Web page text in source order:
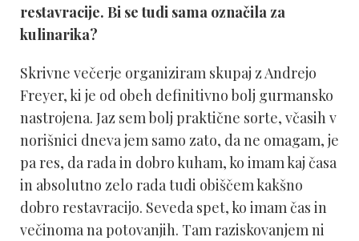
restavracije. Bi se tudi sama označila za
kulinarika?
Skrivne večerje organiziram skupaj z Andrejo
Freyer, ki je od obeh definitivno bolj gurmansko
nastrojena. Jaz sem bolj praktične sorte, včasih v
norišnici dneva jem samo zato, da ne omagam, je
pa res, da rada in dobro kuham, ko imam kaj časa
in absolutno zelo rada tudi obiščem kakšno
dobro restavracijo. Seveda spet, ko imam čas in
večinoma na potovanjih. Tam raziskovanjem ni